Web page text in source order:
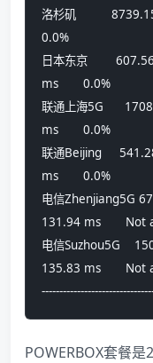
洛杉矶
0.0%
日本东京
ms       0.0%
联通上海5G
ms       0.0%
联通Beijing
ms       0.0%
电信Zhenjiang5G
131.94 ms       Not
电信Suzhou5G
135.83 ms       Not
POWERBOX套餐